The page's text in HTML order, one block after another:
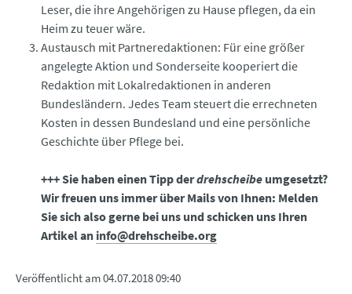
Leser, die ihre Angehörigen zu Hause pflegen, da ein
Heim zu teuer wäre.
Austausch mit Partneredaktionen: Für eine größer
angelegte Aktion und Sonderseite kooperiert die
Redaktion mit Lokalredaktionen in anderen
Bundesländern. Jedes Team steuert die errechneten
Kosten in dessen Bundesland und eine persönliche
Geschichte über Pflege bei.
+++ Sie haben einen Tipp derdrehscheibe umgesetzt?
Wir freuen uns immer über Mails von Ihnen: Melden
Sie sich also gerne bei uns und schicken uns Ihren
Artikel an info@drehscheibe.org
Veröffentlicht am04.07.2018 09:40